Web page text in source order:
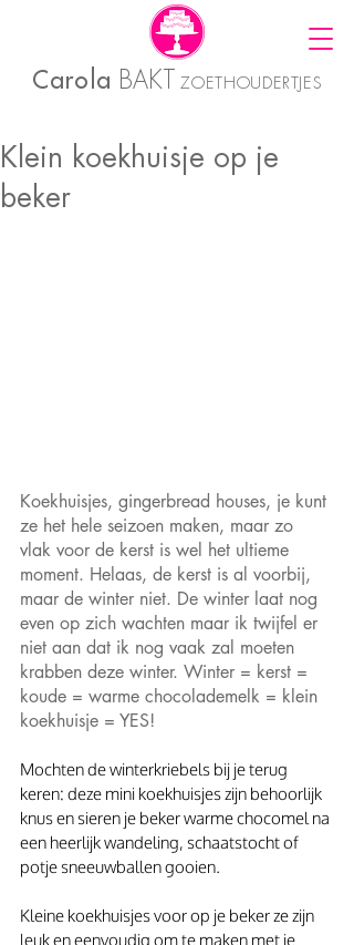
Carola BAKT ZOETHOUDERTJES
Klein koekhuisje op je
beker
Koekhuisjes, gingerbread houses, je kunt
ze het hele seizoen maken, maar zo
vlak voor de kerst is wel het ultieme
moment. Helaas, de kerst is al voorbij,
maar de winter niet. De winter laat nog
even op zich wachten maar ik twijfel er
niet aan dat ik nog vaak zal moeten
krabben deze winter. Winter = kerst =
koude = warme chocolademelk = klein
koekhuisje = YES!
Mochten de winterkriebels bij je terug
keren: deze mini koekhuisjes zijn behoorlijk
knus en sieren je beker warme chocomel na
een heerlijk wandeling, schaatstocht of
potje sneeuwballen gooien.
Kleine koekhuisjes voor op je beker ze zijn
leuk en eenvoudig om te maken met je